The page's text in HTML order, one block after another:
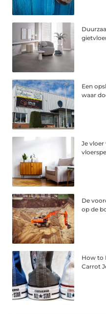
Een
waar
Je
De
op de
How to
Carrot